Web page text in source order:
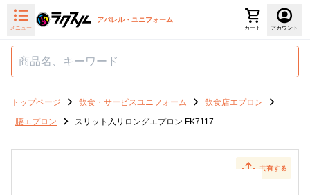
メニュー
アパレル・ユニフォーム
カート アカウント
トップページ 飲食・サービスユニフォーム
飲食店エプロン
腰エプロン
スリット入リロングエプロン FK7117
共有する